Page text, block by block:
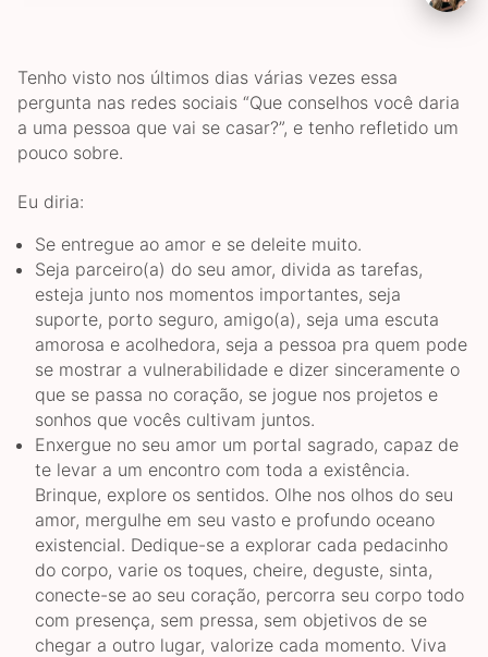
Tenho visto nos últimos dias várias vezes essa
pergunta nas redes sociais “Que conselhos você daria
a uma pessoa que vai se casar?”, e tenho refletido um
pouco sobre.
Eu diria:
Se entregue ao amor e se deleite muito.
Seja parceiro(a) do seu amor, divida as tarefas,
esteja junto nos momentos importantes, seja
suporte, porto seguro, amigo(a), seja uma escuta
amorosa e acolhedora, seja a pessoa pra quem pode
se mostrar a vulnerabilidade e dizer sinceramente o
que se passa no coração, se jogue nos projetos e
sonhos que vocês cultivam juntos.
Enxergue no seu amor um portal sagrado, capaz de
te levar a um encontro com toda a existência.
Brinque, explore os sentidos. Olhe nos olhos do seu
amor, mergulhe em seu vasto e profundo oceano
existencial. Dedique-se a explorar cada pedacinho
do corpo, varie os toques, cheire, deguste, sinta,
conecte-se ao seu coração, percorra seu corpo todo
com presença, sem pressa, sem objetivos de se
chegar a outro lugar, valorize cada momento. Viva